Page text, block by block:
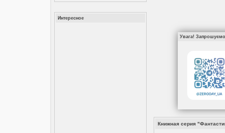
Интересное
Увага! Запрошуємо
Книжная серия